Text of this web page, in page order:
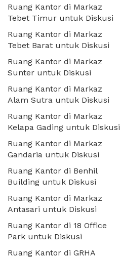
Ruang Kantor di Markaz
Tebet Timur untuk Diskusi
Ruang Kantor di Markaz
Tebet Barat untuk Diskusi
Ruang Kantor di Markaz
Sunter untuk Diskusi
Ruang Kantor di Markaz
Alam Sutra untuk Diskusi
Ruang Kantor di Markaz
Kelapa Gading untuk Diskusi
Ruang Kantor di Markaz
Gandaria untuk Diskusi
Ruang Kantor di Benhil
Building untuk Diskusi
Ruang Kantor di Markaz
Antasari untuk Diskusi
Ruang Kantor di 18 Office
Park untuk Diskusi
Ruang Kantor di GRHA